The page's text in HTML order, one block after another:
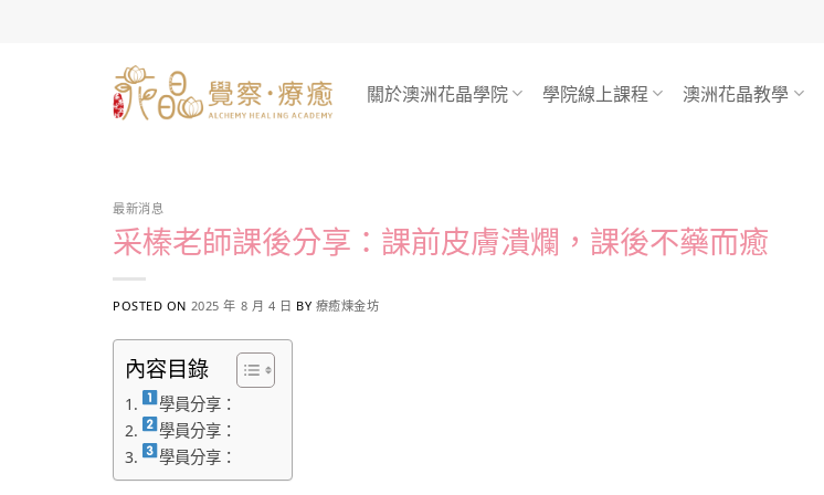
關於澳洲花晶學院 學院線上課程 澳洲花晶教學
最新消息
采榛老師課後分享：課前皮膚潰爛，課後不藥而癒
POSTED ON 2025 年 8 月 4 日 BY 療癒煉金坊
內容目錄
學員分享：
學員分享：
學員分享：